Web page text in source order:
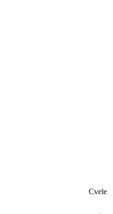
Cvele